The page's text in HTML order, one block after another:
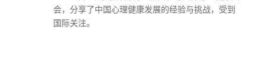
会，分享了中国心理健康发展的经验与挑战，受到
国际关注。